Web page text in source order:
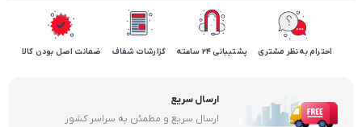
احترام به نظر مشتری پشتیبانی 24 ساعته گزارشات شفاف ضمانت اصل بودن کالا
ارسال سریع
ارسال سریع و مطمئن به سراسر کشور